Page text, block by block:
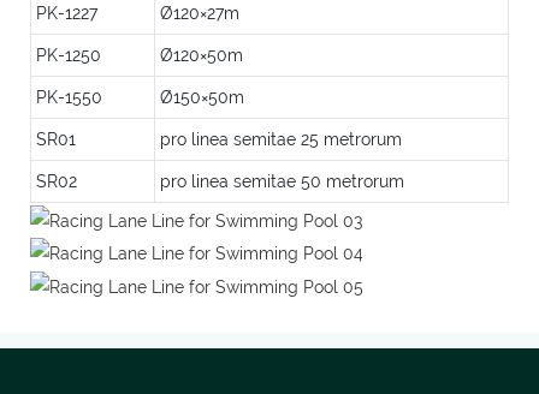
PK-1227 Ø120×27m
PK-1250 Ø120×50m
PK-1550 Ø150×50m
SR01 pro linea semitae 25 metrorum
SR02 pro linea semitae 50 metrorum